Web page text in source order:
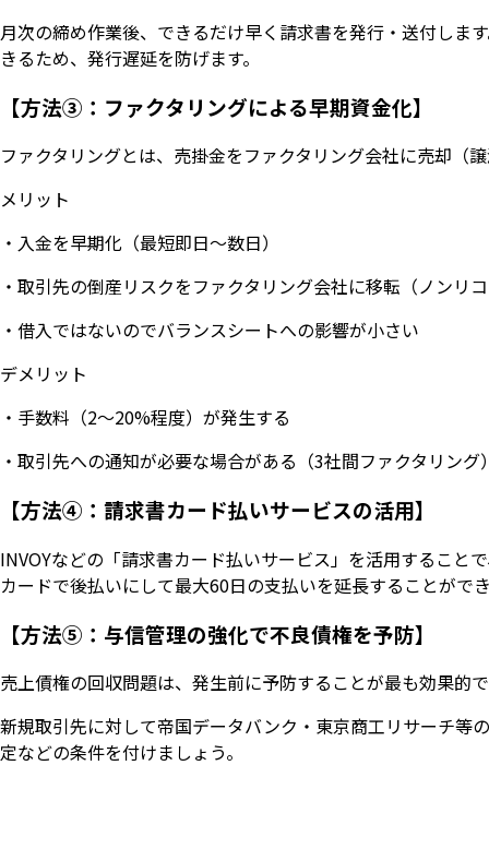
月次の締め作業後、できるだけ早く請求書を発行・送付しま
きるため、発行遅延を防げます。
【方法③：ファクタリングによる早期資金化】
ファクタリングとは、売掛金をファクタリング会社に売却（
メリット
・入金を早期化（最短即日〜数日）
・取引先の倒産リスクをファクタリング会社に移転（ノンリ
・借入ではないのでバランスシートへの影響が小さい
デメリット
・手数料（2〜20%程度）が発生する
・取引先への通知が必要な場合がある（3社間ファクタリング
【方法④：請求書カード払いサービスの活用】
INVOYなどの「請求書カード払いサービス」を活用すること
カードで後払いにして最大60日の支払いを延長することがで
【方法⑤：与信管理の強化で不良債権を予防】
売上債権の回収問題は、発生前に予防することが最も効果的
新規取引先に対して帝国データバンク・東京商工リサーチ等
定などの条件を付けましょう。